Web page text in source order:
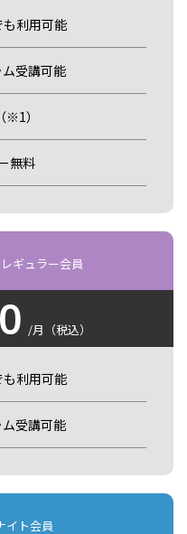
利用可能
受講可能
※1）
無料
レギュラー会員
/月（税込）
利用可能
受講可能
イト会員